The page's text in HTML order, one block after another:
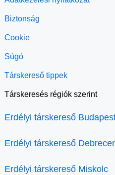
Biztonság
Cookie
Súgó
Társkereső tippek
Társkeresés régiók szerint
Erdélyi társkereső
Erdélyi társkereső
Erdélyi társkereső Miskolc